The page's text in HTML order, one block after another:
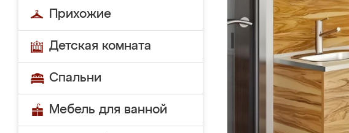
Прихожие
Детская комната
Спальни
Мебель для ванной